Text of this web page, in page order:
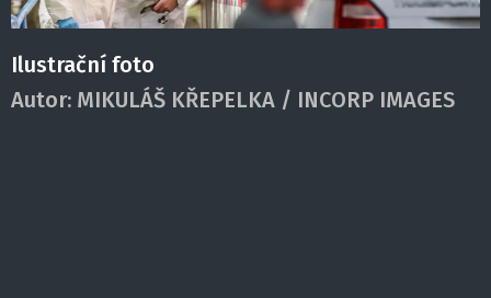
Ilustrační foto
Autor: MIKULÁŠ KŘEPELKA / INCORP IMAGES